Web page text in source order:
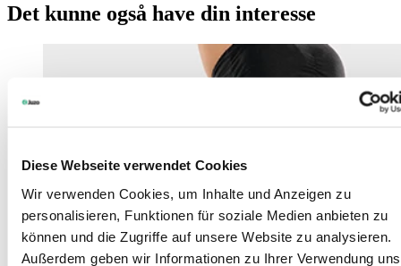
Diese Webseite verwendet Cookies
Wir verwenden Cookies, um Inhalte und Anzeigen zu
personalisieren, Funktionen für soziale Medien anbieten zu
können und die Zugriffe auf unsere Website zu analysieren.
Außerdem geben wir Informationen zu Ihrer Verwendung
Det kunne også have din interesse